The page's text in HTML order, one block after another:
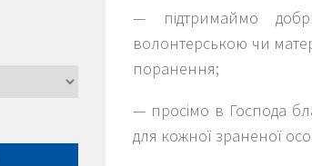
— підтримаймо
волонтерською чи
поранення;
— просімо в Господа
для кожної зраненої